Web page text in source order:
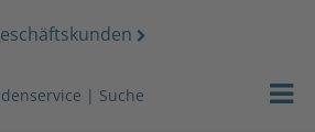
| Suche
Strom
EWB